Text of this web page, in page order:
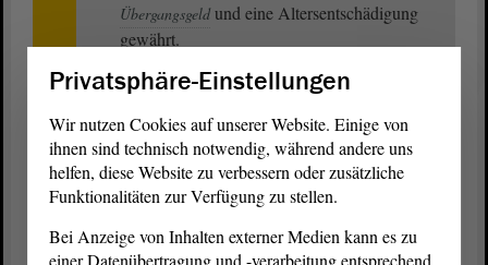
Übergangsgeld und eine Altersentschädigung
gewährt.
zurück: Abgeordnetenbezüge
Abgeordnetengesetz (PDF; 682.59 KB)
Grundgesetz für die Bundesrepublik Deutschland (PDF; 1.06
Privatsphäre-Einstellungen
Wir nutzen Cookies auf unserer Website. Einige von
ihnen sind technisch notwendig, während andere uns
helfen, diese Website zu verbessern oder zusätzliche
Funktionalitäten zur Verfügung zu stellen.
Bei Anzeige von Inhalten externer Medien kann es zu
einer Datenübertragung und -verarbeitung entsprechend